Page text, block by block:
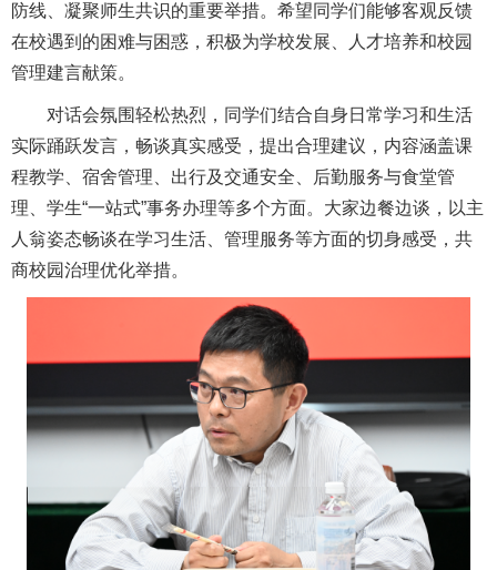
防线、凝聚师生共识的重要举措。希望同学们能够客观反馈
在校遇到的困难与困惑，积极为学校发展、人才培养和校园
管理建言献策。
对话会氛围轻松热烈，同学们结合自身日常学习和生活
实际踊跃发言，畅谈真实感受，提出合理建议，内容涵盖课
程教学、宿舍管理、出行及交通安全、后勤服务与食堂管
理、学生“一站式”事务办理等多个方面。大家边餐边谈，以主
人翁姿态畅谈在学习生活、管理服务等方面的切身感受，共
商校园治理优化举措。